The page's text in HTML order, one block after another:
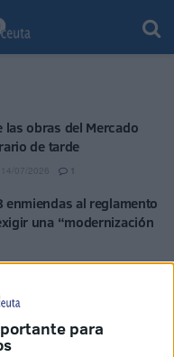
para
las obras del Mercado
de tarde
1
enmiendas al reglamento
una “modernización
07/2026 3
operarios de
11/07/2026